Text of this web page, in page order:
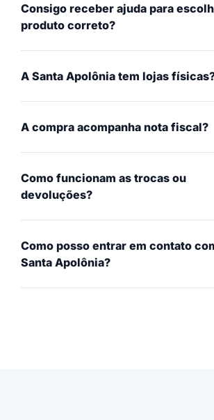
Consigo receber ajuda para
produto correto?
A Santa Apolônia tem lojas
A compra acompanha nota fiscal?
Como funcionam as trocas ou
devoluções?
Como posso entrar em contato
Santa Apolônia?